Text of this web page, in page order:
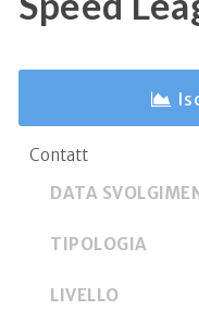
Contatt
DATA
TIPOLOGIA
LIVELLO